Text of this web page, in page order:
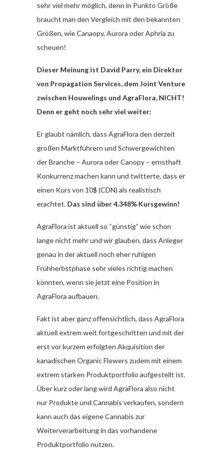
sehr viel mehr möglich, denn in Punkto Größe
braucht man den Vergleich mit den bekannten
Größen, wie Canaopy, Aurora oder Aphria zu
scheuen!
Dieser Meinung ist David Parry, ein Direktor
von Propagation Services, dem Joint Venture
zwischen Houwelings und AgraFlora, NICHT!
Denn er geht noch sehr viel weiter:
Er glaubt nämlich, dass AgraFlora den derzeit
großen Marktführern und Schwergewichten
der Branche – Aurora oder Canopy – ernsthaft
Konkurrenz machen kann und twitterte, dass er
einen Kurs von 10$ (CDN) als realistisch
erachtet. Das sind über 4.348% Kursgewinn!
AgraFlora ist aktuell so “günstig” wie schon
lange nicht mehr und wir glauben, dass Anleger
genau in der aktuell noch eher ruhigen
Frühherbstphase sehr vieles richtig machen
könnten, wenn sie jetzt eine Position in
AgraFlora aufbauen.
Fakt ist aber ganz offensichtlich, dass AgraFlora
aktuell extrem weit fortgeschritten und mit der
erst vor kurzem erfolgten Akquisition der
kanadischen Organic Flowers zudem mit einem
extrem starken Produktportfolio aufgestellt ist.
Über kurz oder lang wird AgraFlora also nicht
nur Produkte und Cannabis verkaufen, sondern
kann auch das eigene Cannabis zur
Weiterverarbeitung in das vorhandene
Produktportfolio nutzen.